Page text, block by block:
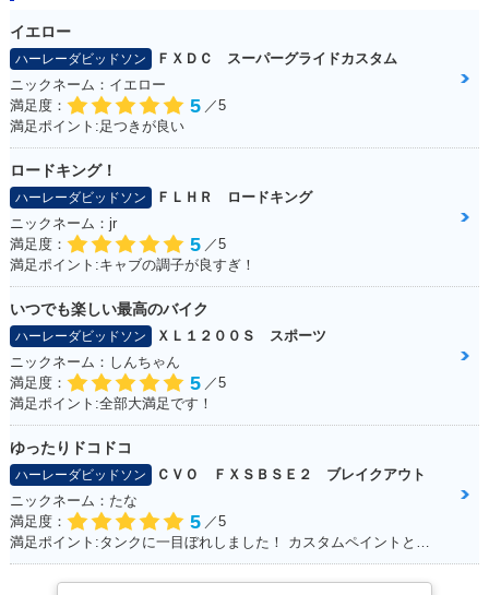
イエロー
ハーレーダビッドソン
ＦＸＤＣ スーパーグライドカスタム
ニックネーム：イエロー
満足度：
5 ／5
満足ポイント:足つきが良い
ロードキング！
ハーレーダビッドソン
ＦＬＨＲ ロードキング
ニックネーム：jr
満足度：
5 ／5
満足ポイント:キャブの調子が良すぎ！
いつでも楽しい最高のバイク
ハーレーダビッドソン
ＸＬ１２００Ｓ スポーツ
ニックネーム：しんちゃん
満足度：
5 ／5
満足ポイント:全部大満足です！
ゆったりドコドコ
ハーレーダビッドソン
ＣＶＯ ＦＸＳＢＳＥ２ ブレイクアウト
ニックネーム：たな
満足度：
5 ／5
満足ポイント:タンクに一目ぼれしました！ カスタムペイントとシートもお気に入り！